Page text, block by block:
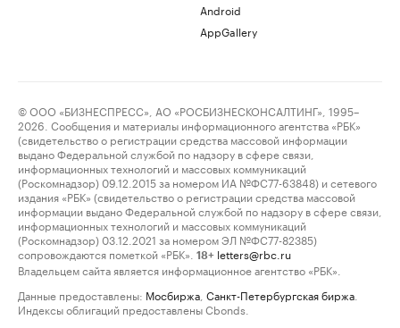
Android
AppGallery
© ООО «БИЗНЕСПРЕСС», АО «РОСБИЗНЕСКОНСАЛТИНГ», 1995–
2026. Сообщения и материалы информационного агентства «РБК»
(свидетельство о регистрации средства массовой информации
выдано Федеральной службой по надзору в сфере связи,
информационных технологий и массовых коммуникаций
(Роскомнадзор) 09.12.2015 за номером ИА №ФС77-63848) и сетевого
издания «РБК» (свидетельство о регистрации средства массовой
информации выдано Федеральной службой по надзору в сфере связи,
информационных технологий и массовых коммуникаций
(Роскомнадзор) 03.12.2021 за номером ЭЛ №ФС77-82385)
сопровождаются пометкой «РБК».
18+ letters@rbc.ru
Владельцем сайта является информационное агентство «РБК».
Данные предоставлены: Мосбиржа Санкт-Петербургская биржа
Индексы облигаций предоставлены Cbonds.